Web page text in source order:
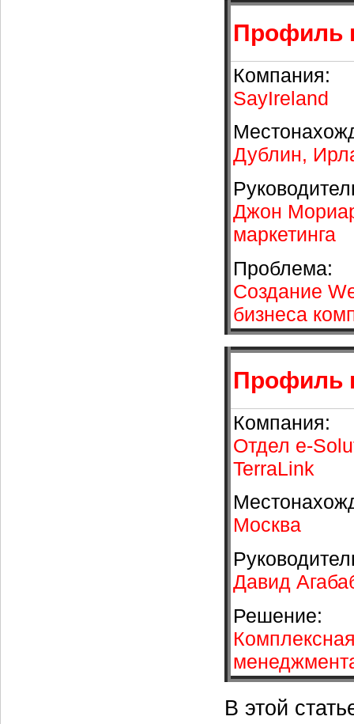
Профиль
Компания:
SayIreland
Дублин,
Джон
маркетинга
Проблема:
Создание
бизнеса
Профиль
Компания:
Отдел e-
TerraLink
Москва
Давид
Решение:
В этой